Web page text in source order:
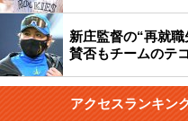
新庄監督の“再就
賛否もチームのテ
アクセスランキン